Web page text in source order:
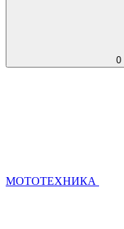
0
МОТОТЕХНИКА